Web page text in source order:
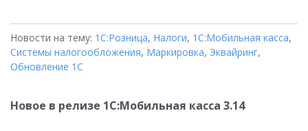
Новости на тему: 1С:Розница, Налоги, 1С:Мобильная касса,
Системы налогообложения, Маркировка, Эквайринг,
Обновление 1С
Новое в релизе 1C:Мобильная касса 3.14